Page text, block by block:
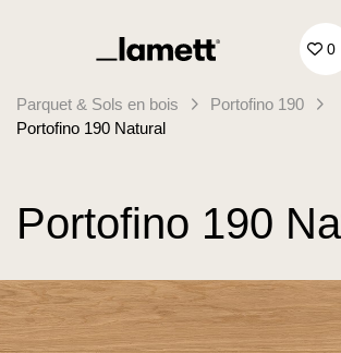
Retour à la page d'accueil 0
Parquet & Sols en bois
Portofino 190
Portofino 190 Natural
Portofino 190